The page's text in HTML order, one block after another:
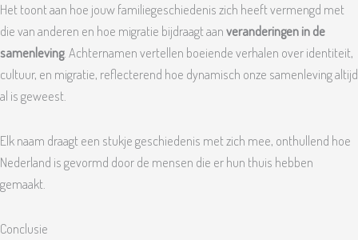
Het toont aan hoe jouw familiegeschiedenis zich heeft vermengd met
die van anderen en hoe migratie bijdraagt aanveranderingen in de
samenleving. Achternamen vertellen boeiende verhalen over identiteit,
cultuur, en migratie, reflecterend hoe dynamisch onze samenleving altijd
al is geweest.
Elk naam draagt een stukje geschiedenis met zich mee, onthullend hoe
Nederland is gevormd door de mensen die er hun thuis hebben
gemaakt.
Conclusie